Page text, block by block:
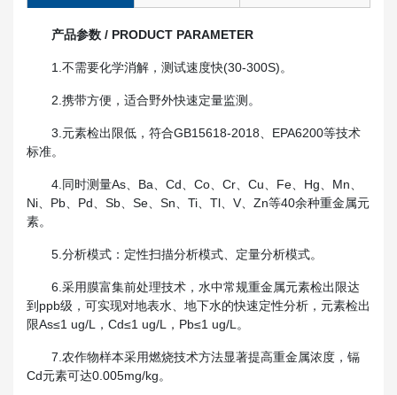
产品参数 / PRODUCT PARAMETER
1.不需要化学消解，测试速度快(30-300S)。
2.携带方便，适合野外快速定量监测。
3.元素检出限低，符合GB15618-2018、EPA6200等技术
标准。
4.同时测量As、Ba、Cd、Co、Cr、Cu、Fe、Hg、Mn、
Ni、Pb、Pd、Sb、Se、Sn、Ti、Tl、V、Zn等40余种重金属元
素。
5.分析模式：定性扫描分析模式、定量分析模式。
6.采用膜富集前处理技术，水中常规重金属元素检出限达
到ppb级，可实现对地表水、地下水的快速定性分析，元素检出
限As≤1 ug/L，Cd≤1 ug/L，Pb≤1 ug/L。
7.农作物样本采用燃烧技术方法显著提高重金属浓度，镉
Cd元素可达0.005mg/kg。